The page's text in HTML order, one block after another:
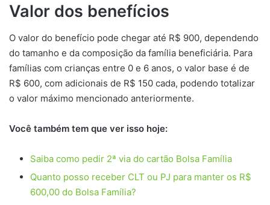
Valor dos benefícios
O valor do benefício pode chegar até R$ 900, dependendo
do tamanho e da composição da família beneficiária. Para
famílias com crianças entre 0 e 6 anos, o valor base é de
R$ 600, com adicionais de R$ 150 cada, podendo totalizar
o valor máximo mencionado anteriormente.
Você também tem que ver isso hoje:
Saiba como pedir 2ª via do cartão Bolsa Família
Quanto posso receber CLT ou PJ para manter os R$
600,00 do Bolsa Família?